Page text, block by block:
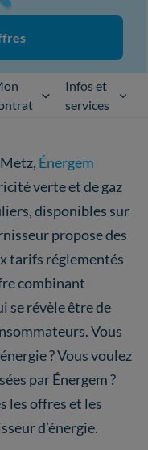
Infos et
services
Énergem
verte et de gaz
disponibles sur
propose des
tarifs réglementés
combinant
se révèle être de
Vous
? Vous voulez
par Énergem ?
les offres et les
d’énergie.